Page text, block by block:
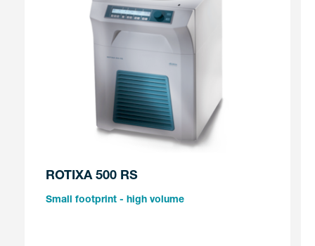
ROTIXA 500 RS
Small footprint - high volume